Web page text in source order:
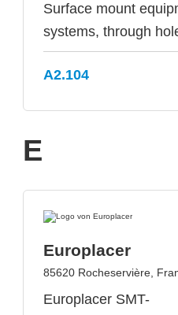
Surface mount
systems, through
A2.104
E
Europlacer
85620 Rocheservière,
Europlacer SMT-